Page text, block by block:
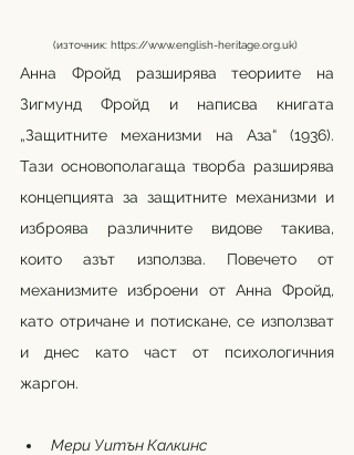
(източник: https://www.english-heritage.org.uk)
Анна Фройд разширява теориите на
Зигмунд Фройд и написва книгата
„Защитните механизми на Аза“ (1936).
Тази основополагаща творба разширява
концепцията за защитните механизми и
изброява различните видове такива,
които азът използва. Повечето от
механизмите изброени от Анна Фройд,
като отричане и потискане, се използват
и днес като част от психологичния
жаргон.
Мери Уитън Калкинс